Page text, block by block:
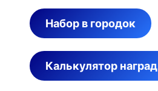
Набор в городок
Калькулятор наград